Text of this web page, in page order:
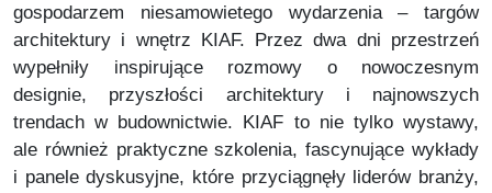
gospodarzem niesamowietego wydarzenia – targów
architektury i wnętrz KIAF. Przez dwa dni przestrzeń
wypełniły inspirujące rozmowy o nowoczesnym
designie, przyszłości architektury i najnowszych
trendach w budownictwie. KIAF to nie tylko wystawy,
ale również praktyczne szkolenia, fascynujące wykłady
i panele dyskusyjne, które przyciągnęły liderów branży,